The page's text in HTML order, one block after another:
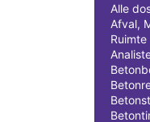
Alle
Afval,
Ruimte